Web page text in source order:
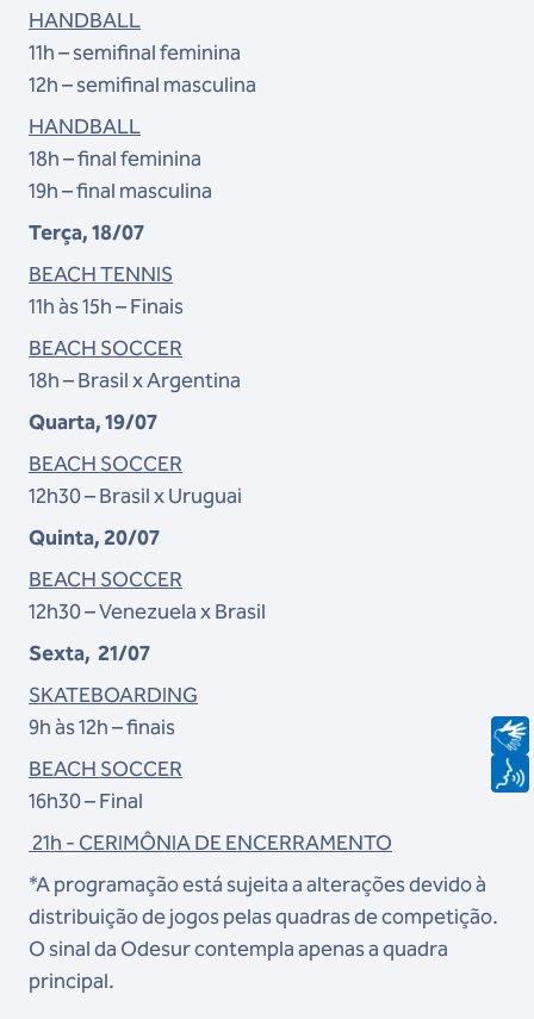
HANDBALL
11h – semifinal feminina
12h – semifinal masculina
HANDBALL
18h – final feminina
19h – final masculina
Terça, 18/07
BEACH TENNIS
11h às 15h – Finais
BEACH SOCCER
18h – Brasil x Argentina
Quarta, 19/07
BEACH SOCCER
12h30 – Brasil x Uruguai
Quinta, 20/07
BEACH SOCCER
12h30 – Venezuela x Brasil
Sexta, 21/07
SKATEBOARDING
9h às 12h – finais
BEACH SOCCER
16h30 – Final
21h - CERIMÔNIA DE ENCERRAMENTO
*A programação está sujeita a alterações devido à
distribuição de jogos pelas quadras de competição.
O sinal da Odesur contempla apenas a quadra
principal.